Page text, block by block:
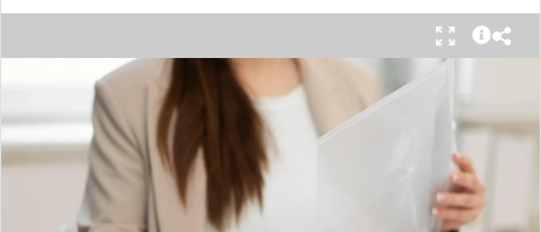
С 1 августа в квитанциях за жилищно-
коммунальные услуги введено важное
новшество. Как поясняет автор канала "ВЗО
ProДеньги", теперь уборка мест общего
пользования (МОП) выделена в отдельную
строку. Это дает жильцам четкое понимание, за